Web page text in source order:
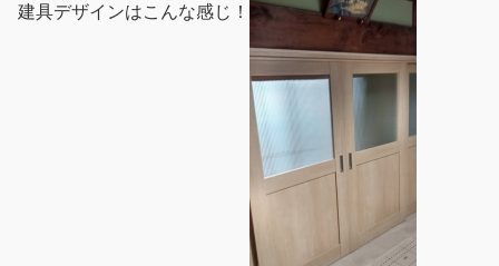
建具デザインはこんな感じ！